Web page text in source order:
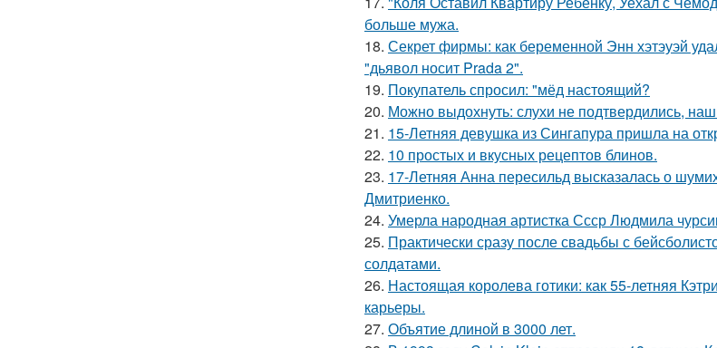
больше мужа.
18. Секрет фирмы: как беременной Энн хэтэуэй
"дьявол носит Prada 2".
19. Покупатель спросил: "мёд настоящий?
20. Можно выдохнуть: слухи не подтвердились,
21. 15-Летняя девушка из Сингапура пришла на
22. 10 простых и вкусных рецептов блинов.
23. 17-Летняя Анна пересильд высказалась о
Дмитриенко.
24. Умерла народная артистка Ссср Людмила
25. Практически сразу после свадьбы с
солдатами.
26. Настоящая королева готики: как 55-летняя
карьеры.
27. Объятие длиной в 3000 лет.